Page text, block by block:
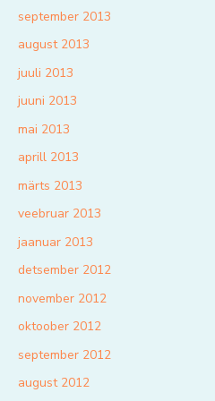
september 2013
august 2013
juuli 2013
juuni 2013
mai 2013
aprill 2013
märts 2013
veebruar 2013
jaanuar 2013
detsember 2012
november 2012
oktoober 2012
september 2012
august 2012